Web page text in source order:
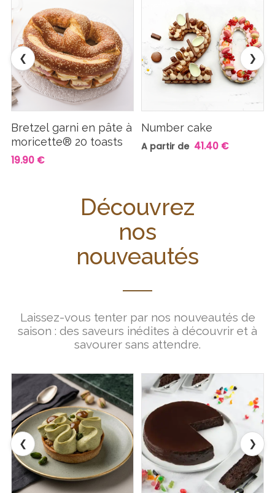
Bretzel garni en pâte à
moricette® 20 toasts
19.90 €
Number cake
A partir de 41.40 €
❮ ❯
Découvrez
nos
nouveautés
Laissez-vous tenter par nos nouveautés de
saison : des saveurs inédites à découvrir et à
savourer sans attendre.
❮ ❯